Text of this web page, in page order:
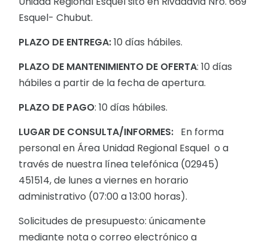
Esquel- Chubut.
PLAZO DE ENTREGA:10 días hábiles.
PLAZO DE MANTENIMIENTO DE OFERTA: 10 días
hábiles a partir de la fecha de apertura.
PLAZO DE PAGO: 10 días hábiles.
LUGAR DE CONSULTA/INFORMES: En forma
personal en Área Unidad Regional Esquel o a
través de nuestra línea telefónica (02945)
451514, de lunes a viernes en horario
administrativo (07:00 a 13:00 horas).
Solicitudes de presupuesto: únicamente
mediante nota o correo electrónico a